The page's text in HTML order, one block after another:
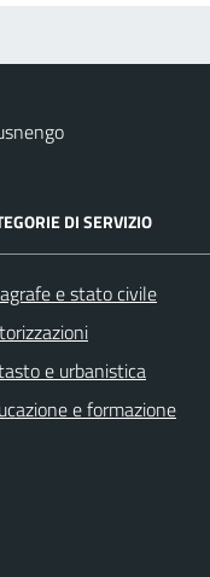
DI SERVIZIO
e stato civile
e urbanistica
e formazione